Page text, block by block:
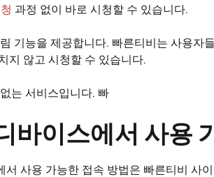
과정 없이 바로 시청할 수 있습니다.
기능을 제공합니다. 빠른티비는 사용
지 않고 시청할 수 있습니다.
는 서비스입니다. 빠
바이스에서 사용
서 사용 가능한 접속 방법은 빠른티비 사